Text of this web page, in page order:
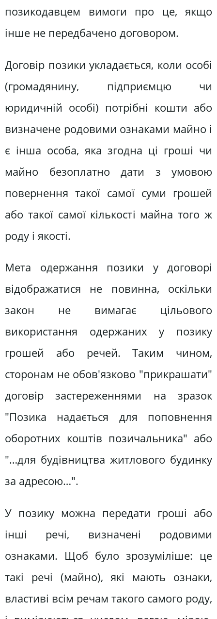
позикодавцем вимоги про це, якщо
інше не передбачено договором.
Договір позики укладається, коли особі
(громадянину, підприємцю чи
юридичній особі) потрібні кошти або
визначене родовими ознаками майно і
є інша особа, яка згодна ці гроші чи
майно безоплатно дати з умовою
повернення такої самої суми грошей
або такої самої кількості майна того ж
роду і якості.
Мета одержання позики у договорі
відображатися не повинна, оскільки
закон не вимагає цільового
використання одержаних у позику
грошей або речей. Таким чином,
сторонам не обов'язково "прикрашати"
договір застереженнями на зразок
"Позика надається для поповнення
оборотних коштів позичальника" або
"…для будівництва житлового будинку
за адресою…".
У позику можна передати гроші або
інші речі, визначені родовими
ознаками. Щоб було зрозуміліше: це
такі речі (майно), які мають ознаки,
властиві всім речам такого самого роду,